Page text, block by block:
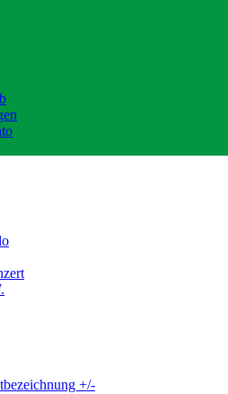
+/-